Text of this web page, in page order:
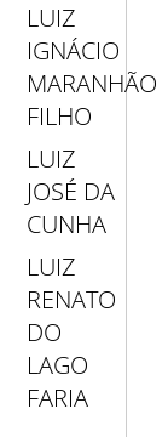
LUIZ
IGNÁCIO
MARANHÃO
FILHO
LUIZ
JOSÉ DA
CUNHA
LUIZ
RENATO
DO
LAGO
FARIA